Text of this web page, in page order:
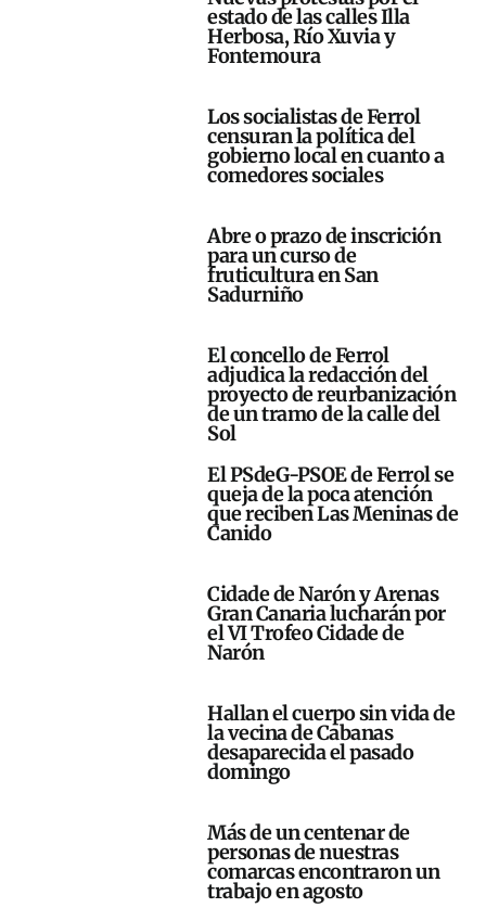
estado de las calles Illa
Herbosa, Río Xuvia y
Fontemoura
Los socialistas de Ferrol
censuran la política del
gobierno local en cuanto a
comedores sociales
Abre o prazo de inscrición
para un curso de
fruticultura en San
Sadurniño
El concello de Ferrol
adjudica la redacción del
proyecto de reurbanización
de un tramo de la calle del
Sol
El PSdeG-PSOE de Ferrol se
queja de la poca atención
que reciben Las Meninas de
Canido
Cidade de Narón y Arenas
Gran Canaria lucharán por
el VI Trofeo Cidade de
Narón
Hallan el cuerpo sin vida de
la vecina de Cabanas
desaparecida el pasado
domingo
Más de un centenar de
personas de nuestras
comarcas encontraron un
trabajo en agosto